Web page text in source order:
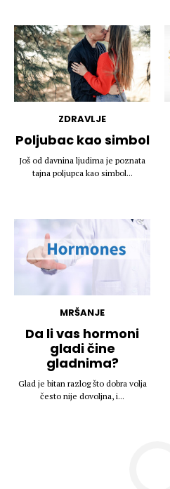
ZDRAVLJE
Poljubac kao simbol
Još od davnina ljudima je poznata
tajna poljupca kao simbol...
MRŠANJE
Da li vas hormoni
gladi čine
gladnima?
Glad je bitan razlog što dobra volja
često nije dovoljna, i...